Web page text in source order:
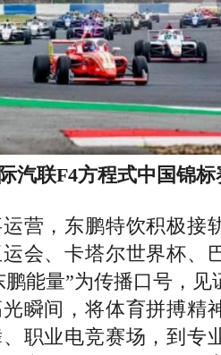
汽联F4方程式中国锦标
营，东鹏特饮积极接
会、卡塔尔世界杯、
鹏能量”为传播口号，
瞬间，将体育拼搏精
职业电竞赛场，到专